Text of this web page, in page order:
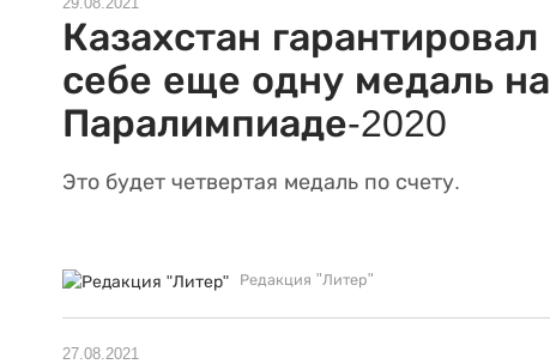
29.08.2021
Казахстан гарантировал
себе еще одну медаль на
Паралимпиаде-2020
Это будет четвертая медаль по счету.
Редакция "Литер"
27.08.2021